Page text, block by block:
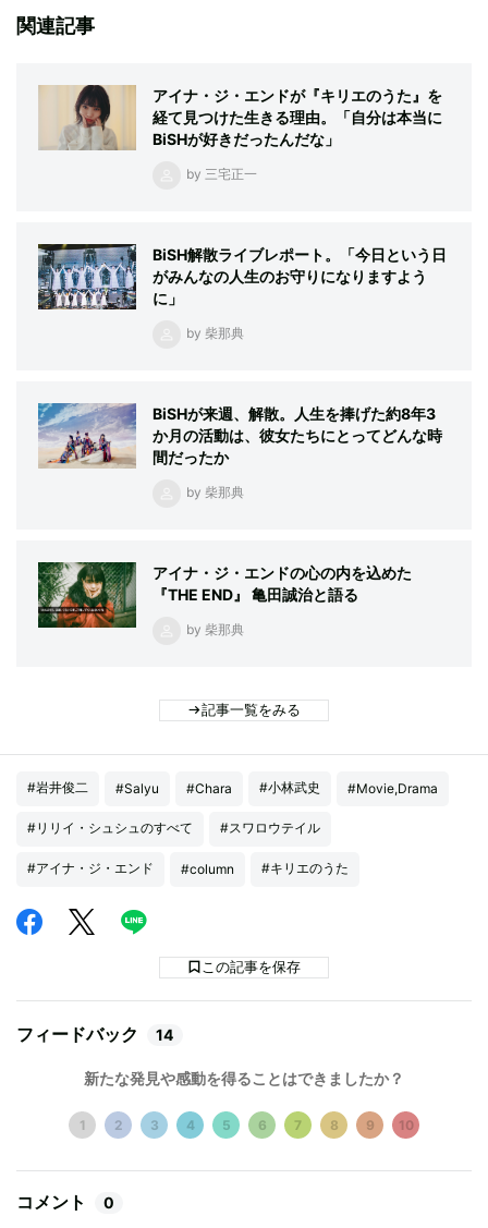
関連記事
アイナ・ジ・エンドが『キリエのうた』を
経て見つけた生きる理由。「自分は本当に
BiSHが好きだったんだな」
by 三宅正一
BiSH解散ライブレポート。「今日という日
がみんなの人生のお守りになりますよう
に」
by 柴那典
BiSHが来週、解散。人生を捧げた約8年3
か月の活動は、彼女たちにとってどんな時
間だったか
by 柴那典
アイナ・ジ・エンドの心の内を込めた
『THE END』 亀田誠治と語る
by 柴那典
記事一覧をみる
#岩井俊二 #Salyu #Chara #小林武史 #Movie,Drama
#リリイ・シュシュのすべて #スワロウテイル
#アイナ・ジ・エンド #column #キリエのうた
この記事を保存
フィードバック 14
新たな発見や感動を得ることはできましたか？
1 2 3 4 5 6 7 8 9 10
コメント 0